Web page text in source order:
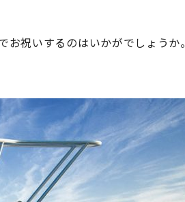
祝いするのはいかがでしょうか。